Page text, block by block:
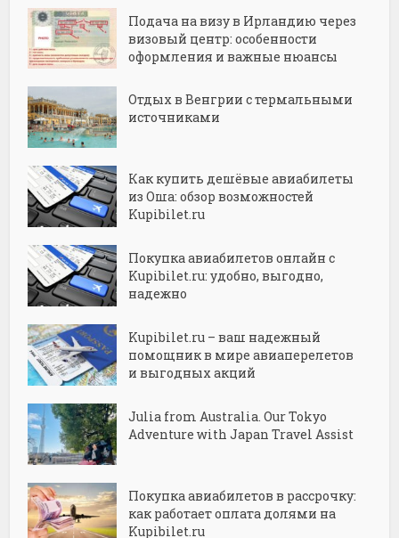
Подача на визу в Ирландию через
визовый центр: особенности
оформления и важные нюансы
Отдых в Венгрии с термальными
источниками
Как купить дешёвые авиабилеты
из Оша: обзор возможностей
Kupibilet.ru
Покупка авиабилетов онлайн с
Kupibilet.ru: удобно, выгодно,
надежно
Kupibilet.ru – ваш надежный
помощник в мире авиаперелетов
и выгодных акций
Julia from Australia. Our Tokyo
Adventure with Japan Travel Assist
Покупка авиабилетов в рассрочку:
как работает оплата долями на
Kupibilet.ru